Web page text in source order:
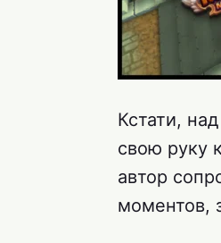
Кстати,
свою руку
автор
моментов,